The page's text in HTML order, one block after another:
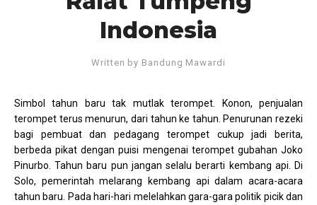
Indonesia
Written by Bandung Mawardi
Simbol tahun baru tak mutlak terompet. Konon, penjualan
terompet terus menurun, dari tahun ke tahun. Penurunan rezeki
bagi pembuat dan pedagang terompet cukup jadi berita,
berbeda pikat dengan puisi mengenai terompet gubahan Joko
Pinurbo. Tahun baru pun jangan selalu berarti kembang api. Di
Solo, pemerintah melarang kembang api dalam acara-acara
tahun baru. Pada hari-hari melelahkan gara-gara politik picik dan